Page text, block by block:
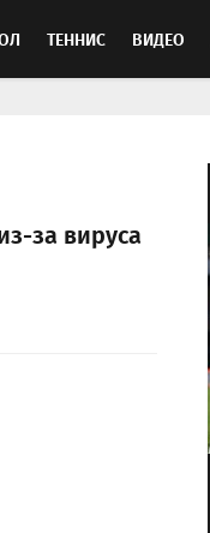
ТЕННИС ВИДЕО
за вируса